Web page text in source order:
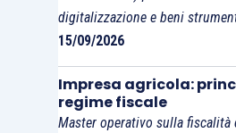
digitalizzazione e beni
15/09/2026
Impresa agricola:
regime fiscale
Master operativo sulla fiscalità